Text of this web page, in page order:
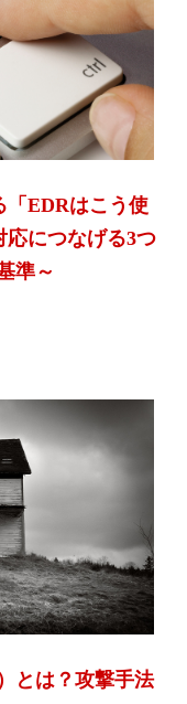
「EDRはこう使
応につなげる3つ
準～
とは？攻撃手法